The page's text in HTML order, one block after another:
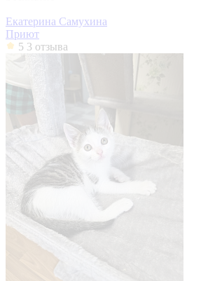
Екатерина Самухина
Приют
5 3 отзыва